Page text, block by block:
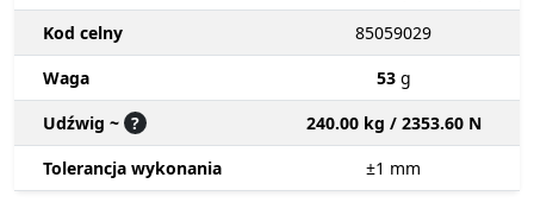
Kod celny
85059029
Waga
53 g
Udźwig ~ ?
240.00 kg / 2353.60 N
Tolerancja wykonania
±1 mm